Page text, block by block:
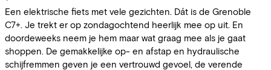
Een elektrische fiets met vele gezichten. Dát is de Grenoble
C7+. Je trekt er op zondagochtend heerlijk mee op uit. En
doordeweeks neem je hem maar wat graag mee als je gaat
shoppen. De gemakkelijke op- en afstap en hydraulische
schijfremmen geven je een vertrouwd gevoel, de verende